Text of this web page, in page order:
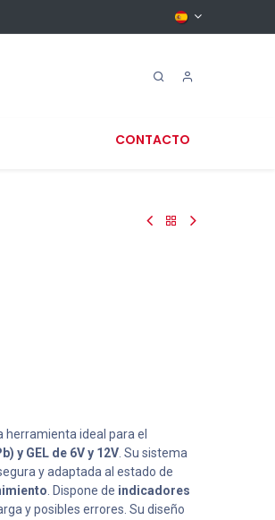
CONTACTO
herramienta ideal para el
y GEL de 6V y 12V . Su sistema
y adaptada al estado de
. Dispone de indicadores
y posibles errores. Su diseño